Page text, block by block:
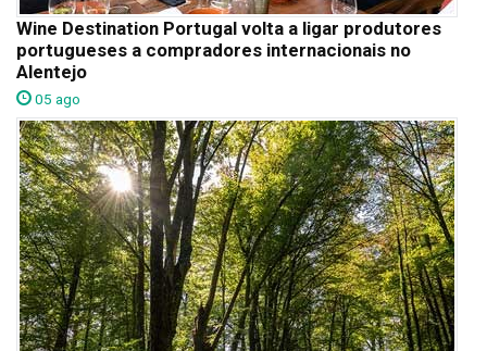
Wine Destination Portugal volta a ligar produtores
portugueses a compradores internacionais no
Alentejo
05 ago